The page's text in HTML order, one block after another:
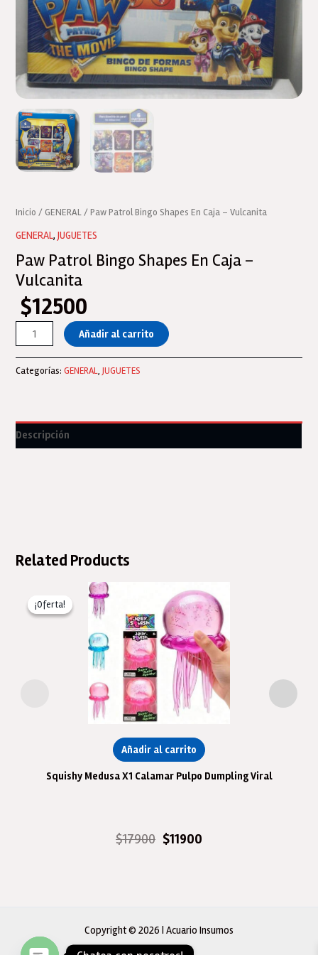
Inicio /GENERAL/ Paw Patrol Bingo Shapes En Caja – Vulcanita
GENERAL,JUGUETES
Paw Patrol Bingo Shapes En Caja –
Vulcanita
$12500
Paw
Patrol
Shapes
-
Vulcanita
Añadir al carrito
Categorías:GENERAL,JUGUETES
Descripción
Related Products
¡Oferta!
¡Oferta!
Añadir al carrito
Squishy Medusa X1 Calamar Pulpo Dumpling Viral
$17900
El
precio
$11900
Copyright © 2026 | Acuario Insumos